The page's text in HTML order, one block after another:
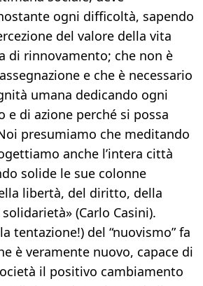
ogni difficoltà, sapendo
del valore della vita
di rinnovamento; che non è
e che è necessario
umana dedicando ogni
e di azione perché si possa
presumiamo che meditando
anche l’intera città
solide le sue colonne
libertà, del diritto, della
(Carlo Casini).
tentazione!) del “nuovismo” fa
è veramente nuovo, capace di
il positivo cambiamento